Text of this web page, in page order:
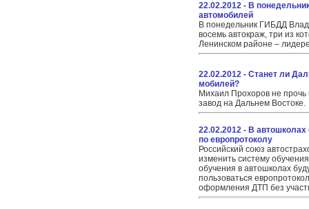
22.02.2012 - В
автомобилей
В понедельник ГИБДД
восемь автокраж, три из
Ленинском районе –
22.02.2012 - Станет ли
мобилей?
Михаил Прохоров не
завод на Дальнем Востоке.
22.02.2012 - В
по европротоколу
Российский союз
изменить систему
обучения в автошколах
пользоваться
оформления ДТП без